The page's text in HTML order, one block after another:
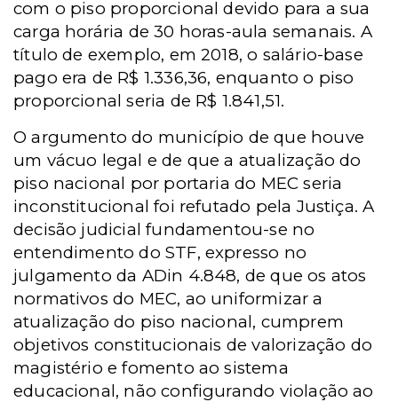
com o piso proporcional devido para a sua
carga horária de 30 horas-aula semanais. A
título de exemplo, em 2018, o salário-base
pago era de R$ 1.336,36, enquanto o piso
proporcional seria de R$ 1.841,51.
O argumento do município de que houve
um vácuo legal e de que a atualização do
piso nacional por portaria do MEC seria
inconstitucional foi refutado pela Justiça. A
decisão judicial fundamentou-se no
entendimento do STF, expresso no
julgamento da ADin 4.848, de que os atos
normativos do MEC, ao uniformizar a
atualização do piso nacional, cumprem
objetivos constitucionais de valorização do
magistério e fomento ao sistema
educacional, não configurando violação ao